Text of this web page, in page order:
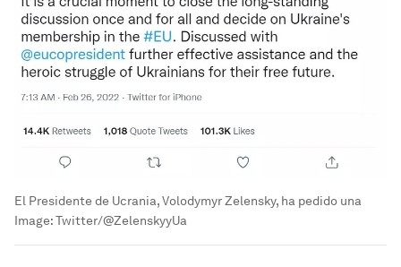
El Presidente de Ucrania, Volodymyr Zelensky, ha pedido una
Image:Twitter/@ZelenskyyUa